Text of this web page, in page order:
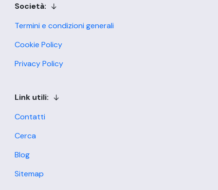
Società:
Termini e condizioni generali
Cookie Policy
Privacy Policy
Link utili:
Contatti
Cerca
Blog
Sitemap